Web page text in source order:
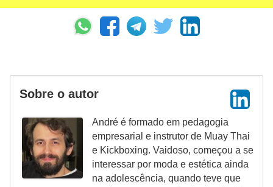
Sobre o autor
André é formado em pedagogia
empresarial e instrutor de Muay Thai
e Kickboxing. Vaidoso, começou a se
interessar por moda e estética ainda
na adolescência, quando teve que
c
s
s
ó
r